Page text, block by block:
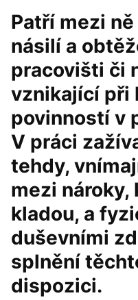
Patří mezi
násilí a
pracovišti či
vznikající při
povinností v
V práci
tehdy,
mezi nároky,
kladou, a
duševními
splnění
dispozici.